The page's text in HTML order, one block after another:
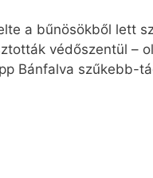
a bűnösökből lett
védőszentül –
Bánfalva szűkebb-